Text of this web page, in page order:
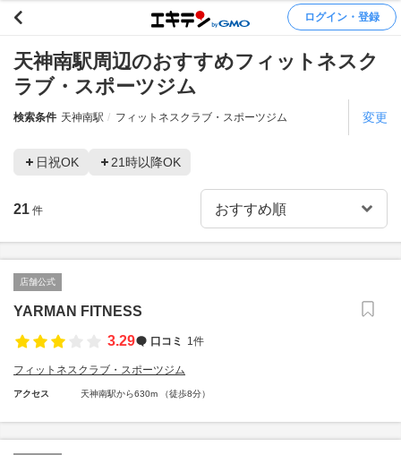
ログイン・登録
天神南駅周辺のおすすめフィットネスク
ラブ・スポーツジム
検索条件 天神南駅 フィットネスクラブ・スポーツジム 変更
日祝OK 21時以降OK
21 件
店舗公式
YARMAN FITNESS
3.29
口コミ 1件
フィットネスクラブ・スポーツジム
アクセス 天神南駅から630m （徒歩8分）